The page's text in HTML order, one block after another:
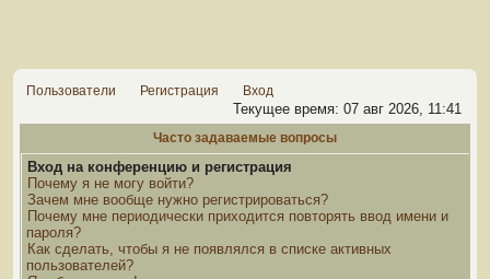
Пользователи Регистрация Вход
Текущее время: 07 авг 2026, 11:41
Часто задаваемые вопросы
Вход на конференцию и регистрация
Почему я не могу войти?
Зачем мне вообще нужно регистрироваться?
Почему мне периодически приходится повторять ввод имени и
пароля?
Как сделать, чтобы я не появлялся в списке активных
пользователей?